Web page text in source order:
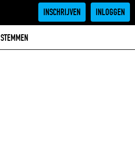
INSCHRIJVEN INLOGGEN
STEMMEN